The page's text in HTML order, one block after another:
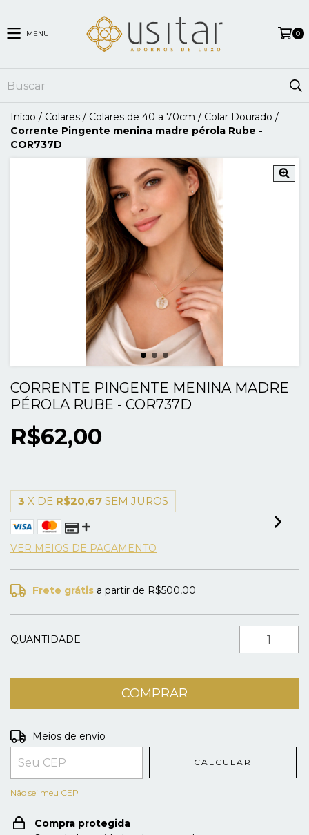
MENU 0
Início / Colares / Colares de 40 a 70cm / Colar Dourado /
Corrente Pingente menina madre pérola Rube -
COR737D
CORRENTE PINGENTE MENINA MADRE
PÉROLA RUBE - COR737D
R$62,00
3 X DE R$20,67 SEM JUROS
VER MEIOS DE PAGAMENTO
Frete grátis a partir de R$500,00
QUANTIDADE
Entregas para o CEP:
Meios de envio
CALCULAR
Não sei meu CEP
Compra protegida